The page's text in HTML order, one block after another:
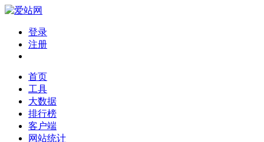
登录
注册
首页
工具
大数据
排行榜
客户端
网站统计